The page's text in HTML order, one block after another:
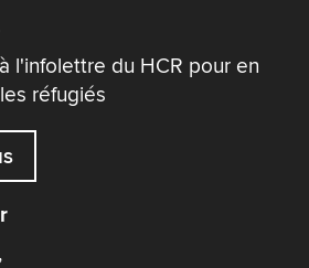
l'infolettre du HCR pour en
réfugiés